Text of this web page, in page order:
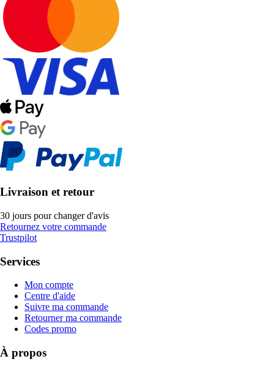
Livraison et retour
30 jours pour changer d'avis
Retournez votre commande
Trustpilot
Services
Mon compte
Centre d'aide
Suivre ma commande
Retourner ma commande
Codes promo
À propos